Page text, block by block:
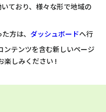
ており、様々な形で地域の
方は、 ダッシュボードへ行
ンテンツを含む新しいページ
楽しみください !